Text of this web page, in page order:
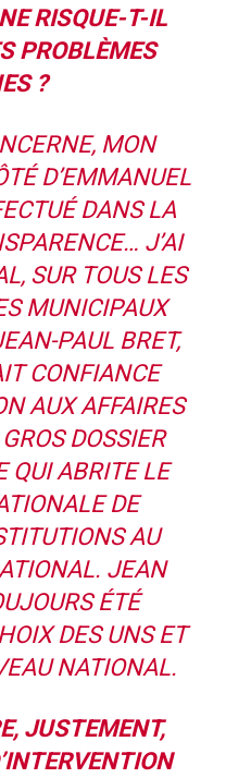
RISQUE-T-IL
PROBLÈMES
?
MON
D’EMMANUEL
DANS LA
J’AI
SUR TOUS LES
MUNICIPAUX
PAUL BRET,
CONFIANCE
AUX AFFAIRES
DOSSIER
QUI ABRITE LE
DE
AU
JEAN
ÉTÉ
DES UNS ET
NATIONAL.
JUSTEMENT,